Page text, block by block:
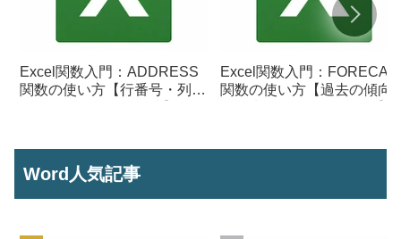
Excel関数入門：ADDRESS
関数の使い方【行番号・列番
Excel関数入門：
関数の使い方【過去の傾向
Word人気記事